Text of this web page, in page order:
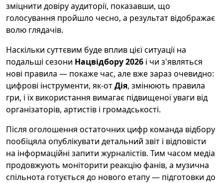
зміцнити довіру аудиторії, показавши, що
голосування пройшло чесно, а результат відображає
волю глядачів.
Наскільки суттєвим буде вплив цієї ситуації на
подальші сезони Нацвідбору 2026 і чи з'являться
нові правила — покаже час, але вже зараз очевидно:
цифрові інструменти, як-отДія, змінюють правила
гри, і їх використання вимагає підвищеної уваги від
організаторів, артистів і громадськості.
Після оголошення остаточних цифр команда відбору
пообіцяла опублікувати детальний звіт і відповісти
на інформаційні запити журналістів. Тим часом медіа
продовжують моніторити реакцію фанів, а музична
спільнота готується до нового етапу — підготовки до